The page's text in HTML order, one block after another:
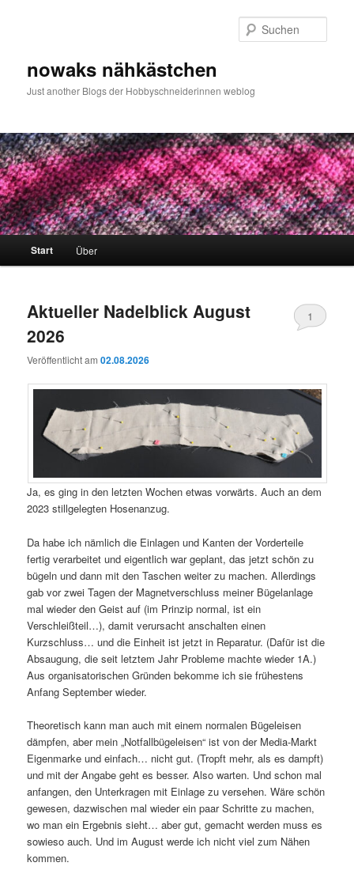
nowaks nähkästchen
Just another Blogs der Hobbyschneiderinnen weblog
Hauptmenü
Start Über
Aktueller Nadelblick August
2026
Veröffentlicht am02.08.2026
1
Ja, es ging in den letzten Wochen etwas vorwärts. Auch an dem
2023 stillgelegten Hosenanzug.
Da habe ich nämlich die Einlagen und Kanten der Vorderteile
fertig verarbeitet und eigentlich war geplant, das jetzt schön zu
bügeln und dann mit den Taschen weiter zu machen. Allerdings
gab vor zwei Tagen der Magnetverschluss meiner Bügelanlage
mal wieder den Geist auf (im Prinzip normal, ist ein
Verschleißteil…), damit verursacht anschalten einen
Kurzschluss… und die Einheit ist jetzt in Reparatur. (Dafür ist die
Absaugung, die seit letztem Jahr Probleme machte wieder 1A.)
Aus organisatorischen Gründen bekomme ich sie frühestens
Anfang September wieder.
Theoretisch kann man auch mit einem normalen Bügeleisen
dämpfen, aber mein „Notfallbügeleisen“ ist von der Media-Markt
Eigenmarke und einfach… nicht gut. (Tropft mehr, als es dampft)
und mit der Angabe geht es besser. Also warten. Und schon mal
anfangen, den Unterkragen mit Einlage zu versehen. Wäre schön
gewesen, dazwischen mal wieder ein paar Schritte zu machen,
wo man ein Ergebnis sieht… aber gut, gemacht werden muss es
sowieso auch. Und im August werde ich nicht viel zum Nähen
kommen.